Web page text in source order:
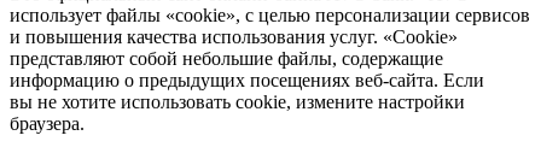
использует файлы «cookie», с целью персонализации сервисов
и повышения качества использования услуг. «Cookie»
представляют собой небольшие файлы, содержащие
информацию о предыдущих посещениях веб-сайта. Если
вы не хотите использовать cookie, измените настройки
браузера.